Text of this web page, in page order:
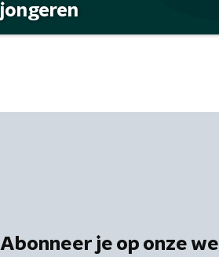
jongeren
Abonneer je op onze